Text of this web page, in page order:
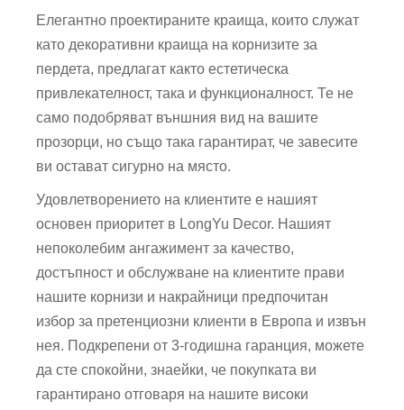
Елегантно проектираните краища, които служат
като декоративни краища на корнизите за
пердета, предлагат както естетическа
привлекателност, така и функционалност. Те не
само подобряват външния вид на вашите
прозорци, но също така гарантират, че завесите
ви остават сигурно на място.
Удовлетворението на клиентите е нашият
основен приоритет в LongYu Decor. Нашият
непоколебим ангажимент за качество,
достъпност и обслужване на клиентите прави
нашите корнизи и накрайници предпочитан
избор за претенциозни клиенти в Европа и извън
нея. Подкрепени от 3-годишна гаранция, можете
да сте спокойни, знаейки, че покупката ви
гарантирано отговаря на нашите високи